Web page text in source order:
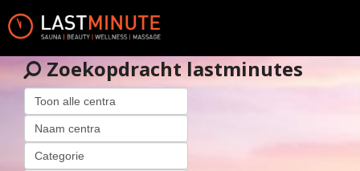
Zoekopdracht lastminutes